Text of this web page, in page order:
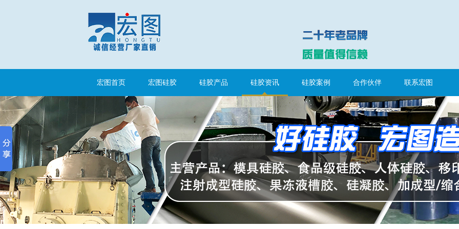
宏图首页 宏图硅胶 硅胶产品 硅胶资讯 硅胶案例 合作伙伴 联系宏图
电子灌封胶